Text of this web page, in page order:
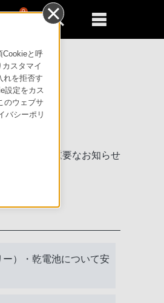
0
製品に関する重要なお知らせ
）・乾電池について安
Cookieと呼
スタマイ
れを拒否す
設定をカス
のウェブサ
バシーポリ